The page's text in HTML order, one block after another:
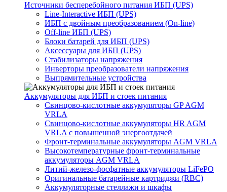
Источники бесперебойного питания ИБП (UPS)
Line-Interactive ИБП (UPS)
ИБП с двойным преобразованием (On-line)
Off-line ИБП (UPS)
Блоки батарей для ИБП (UPS)
Аксессуары для ИБП (UPS)
Стабилизаторы напряжения
Инверторы преобразователи напряжения
Выпрямительные устройства
Аккумуляторы для ИБП и стоек питания
Свинцово-кислотные аккумуляторы GP AGM
VRLA
Свинцово-кислотные аккумуляторы HR AGM
VRLA с повышенной энергоотдачей
Фронт-терминальные аккумуляторы AGM VRLA
Высокотемпературные фронт-терминальные
аккумуляторы AGM VRLA
Литий-железо-фосфатные аккумуляторы LiFePO
Оригинальные батарейные картриджи (RBC)
Аккумуляторные стеллажи и шкафы